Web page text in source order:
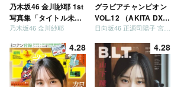
乃木坂46 金川紗耶 1st
写真集「タイトル未
定」
乃木坂46 金川紗耶
グラビアチャンピオン
VOL.12 （AKITA DXシ
リーズ）
日向坂46 正源司陽子 宮地すみれ
4.28 4.28